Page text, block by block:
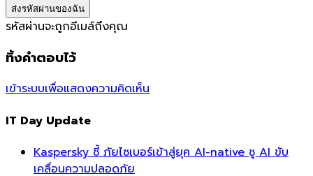
รหัสผ่านจะถูกอีเมล์ถึงคุณ
ทิ้งคำตอบไว้
เข้าระบบเพื่อแสดงความคิดเห็น
IT Day Update
Kaspersky ชี้ ภัยไซเบอร์เข้าสู่ยุค AI-native ชู AI ขับ
เคลื่อนความปลอดภัย